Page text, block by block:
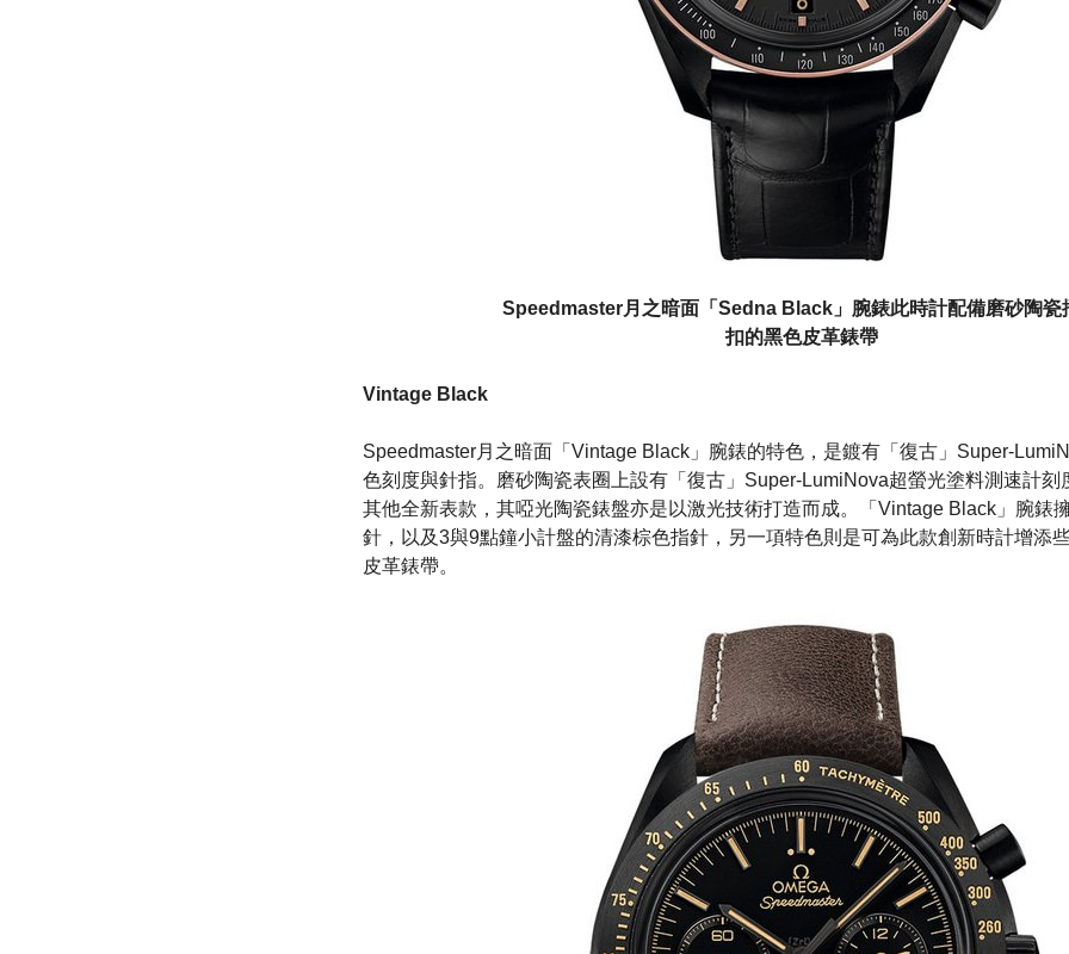
Speedmaster月之暗面「Sedna Black」腕錶此時計配備磨砂陶瓷
扣的黑色皮革錶帶
Vintage Black
Speedmaster月之暗面「Vintage Black」腕錶的特色，是鍍有「復古」Super-
色刻度與針指。磨砂陶瓷表圈上設有「復古」Super-LumiNova超螢光塗料測速計刻
其他全新表款，其啞光陶瓷錶盤亦是以激光技術打造而成。「Vintage Black」腕錶
針，以及3與9點鐘小計盤的清漆棕色指針，另一項特色則是可為此款創新時計增添
皮革錶帶。